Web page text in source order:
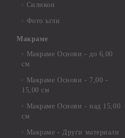
Силикон
Фото ъгли
Макраме
Макраме Основи - до 6,00
см
Макраме Основи - 7,00 -
15,00 см
Макраме Основи - над 15,00
см
Макраме - Други материали